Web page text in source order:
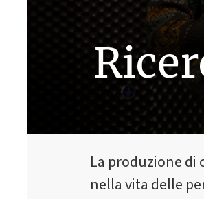
La produzione
nella vita delle